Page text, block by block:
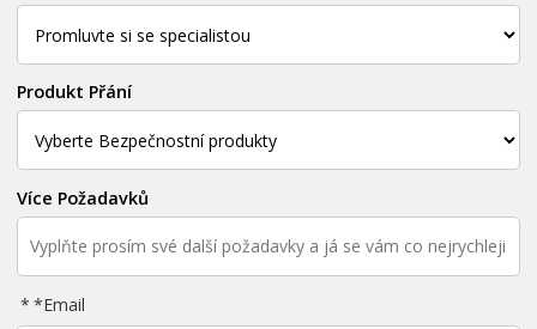
Produkt Přání
Více Požadavků
*Email